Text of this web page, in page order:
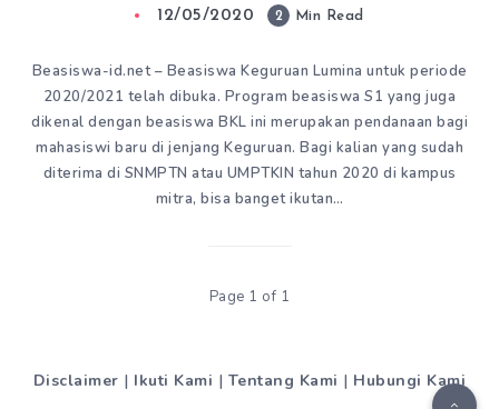
12/05/2020 2 Min Read
Beasiswa-id.net – Beasiswa Keguruan Lumina untuk periode
2020/2021 telah dibuka. Program beasiswa S1 yang juga
dikenal dengan beasiswa BKL ini merupakan pendanaan bagi
mahasiswi baru di jenjang Keguruan. Bagi kalian yang sudah
diterima di SNMPTN atau UMPTKIN tahun 2020 di kampus
mitra, bisa banget ikutan…
Page 1 of 1
Disclaimer | Ikuti Kami | Tentang Kami | Hubungi Kami